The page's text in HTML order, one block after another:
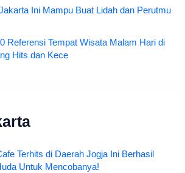
Ini Mampu Buat Lidah dan Perutmu
Referensi Tempat Wisata Malam Hari di
Hits dan Kece
Terhits di Daerah Jogja Ini Berhasil
Untuk Mencobanya!